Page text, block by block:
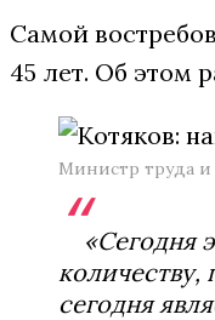
Самой
45 лет. Об этом
Министр труда
«Сегодня
количеству,
сегодня